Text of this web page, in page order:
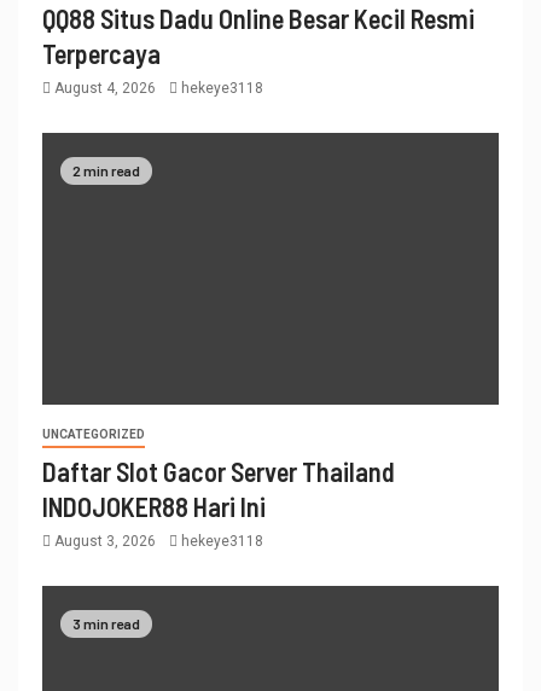
QQ88 Situs Dadu Online Besar Kecil Resmi
Terpercaya
August 4, 2026 hekeye3118
2 min read
UNCATEGORIZED
Daftar Slot Gacor Server Thailand
INDOJOKER88 Hari Ini
August 3, 2026 hekeye3118
3 min read